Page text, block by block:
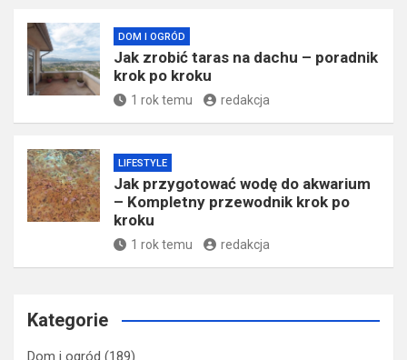
DOM I OGRÓD
Jak zrobić taras na dachu – poradnik
krok po kroku
1 rok temu redakcja
LIFESTYLE
Jak przygotować wodę do akwarium
– Kompletny przewodnik krok po
kroku
1 rok temu redakcja
Kategorie
Dom i ogród (189)